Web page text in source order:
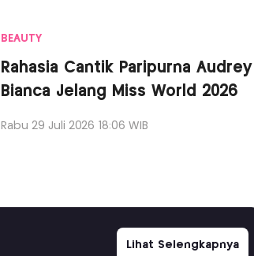
BEAUTY
Rahasia Cantik Paripurna Audrey
Bianca Jelang Miss World 2026
Rabu 29 Juli 2026 18:06 WIB
Lihat Selengkapnya